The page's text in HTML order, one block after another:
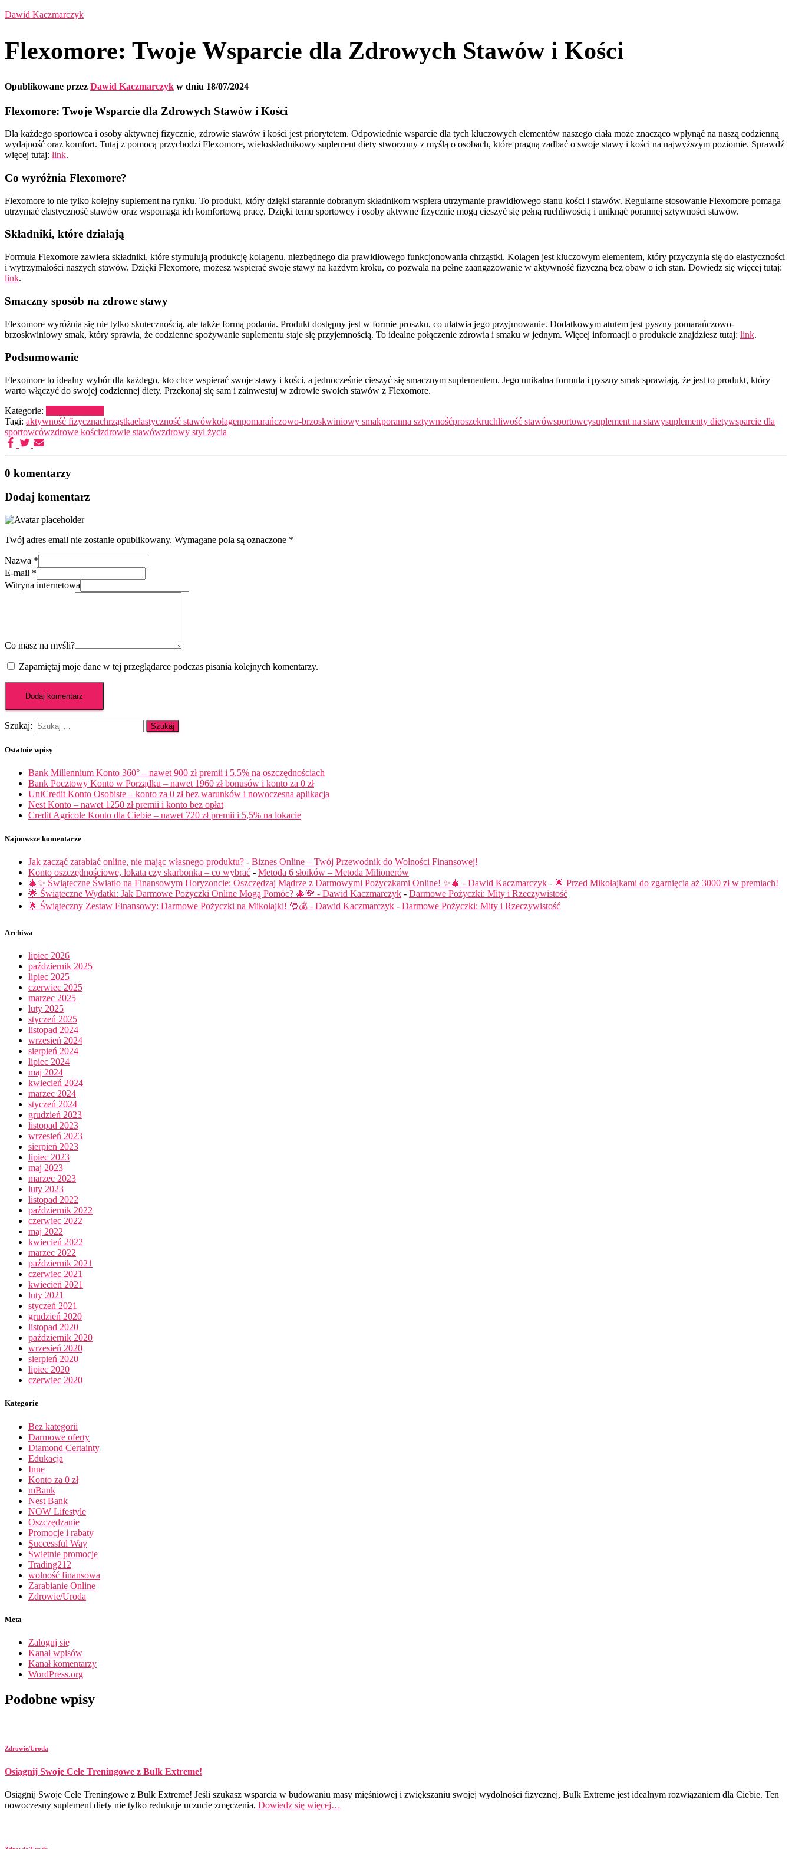
Dawid Kaczmarczyk
Flexomore: Twoje Wsparcie dla Zdrowych Stawów i Kości
Opublikowane przez Dawid Kaczmarczyk w dniu 18/07/2024
Flexomore: Twoje Wsparcie dla Zdrowych Stawów i Kości
Dla każdego sportowca i osoby aktywnej fizycznie, zdrowie stawów i kości jest priorytetem. Odpowiednie wsparcie dla tych kluczowych elementów naszego ciała może znacząco wpłynąć na naszą codzienną
wydajność oraz komfort. Tutaj z pomocą przychodzi Flexomore, wieloskładnikowy suplement diety stworzony z myślą o osobach, które pragną zadbać o swoje stawy i kości na najwyższym poziomie. Sprawdź
więcej tutaj: link.
Co wyróżnia Flexomore?
Flexomore to nie tylko kolejny suplement na rynku. To produkt, który dzięki starannie dobranym składnikom wspiera utrzymanie prawidłowego stanu kości i stawów. Regularne stosowanie Flexomore pomaga
utrzymać elastyczność stawów oraz wspomaga ich komfortową pracę. Dzięki temu sportowcy i osoby aktywne fizycznie mogą cieszyć się pełną ruchliwością i uniknąć porannej sztywności stawów.
Składniki, które działają
Formuła Flexomore zawiera składniki, które stymulują produkcję kolagenu, niezbędnego dla prawidłowego funkcjonowania chrząstki. Kolagen jest kluczowym elementem, który przyczynia się do elastyczności
i wytrzymałości naszych stawów. Dzięki Flexomore, możesz wspierać swoje stawy na każdym kroku, co pozwala na pełne zaangażowanie w aktywność fizyczną bez obaw o ich stan. Dowiedz się więcej tutaj:
link.
Smaczny sposób na zdrowe stawy
Flexomore wyróżnia się nie tylko skutecznością, ale także formą podania. Produkt dostępny jest w formie proszku, co ułatwia jego przyjmowanie. Dodatkowym atutem jest pyszny pomarańczowo-
brzoskwiniowy smak, który sprawia, że codzienne spożywanie suplementu staje się przyjemnością. To idealne połączenie zdrowia i smaku w jednym. Więcej informacji o produkcie znajdziesz tutaj: link.
Podsumowanie
Flexomore to idealny wybór dla każdego, kto chce wspierać swoje stawy i kości, a jednocześnie cieszyć się smacznym suplementem. Jego unikalna formuła i pyszny smak sprawiają, że jest to produkt, który
warto włączyć do swojej codziennej diety. Przekonaj się sam i zainwestuj w zdrowie swoich stawów z Flexomore.
Kategorie:
Tagi: aktywność fizycznachrząstkaelastyczność stawówkolagenpomarańczowo-brzoskwiniowy smakporanna sztywnośćproszekruchliwość stawówsportowcysuplement na stawysuplementy dietywsparcie dla
sportowcówzdrowe kościzdrowie stawówzdrowy styl życia
0 komentarzy
Dodaj komentarz
Twój adres email nie zostanie opublikowany. Wymagane pola są oznaczone *
Nazwa *
E-mail *
Witryna internetowa
Co masz na myśli?
Zapamiętaj moje dane w tej przeglądarce podczas pisania kolejnych komentarzy.
Szukaj:
Ostatnie wpisy
Bank Millennium Konto 360° – nawet 900 zł premii i 5,5% na oszczędnościach
Bank Pocztowy Konto w Porządku – nawet 1960 zł bonusów i konto za 0 zł
UniCredit Konto Osobiste – konto za 0 zł bez warunków i nowoczesna aplikacja
Nest Konto – nawet 1250 zł premii i konto bez opłat
Credit Agricole Konto dla Ciebie – nawet 720 zł premii i 5,5% na lokacie
Najnowsze komentarze
Jak zacząć zarabiać online, nie mając własnego produktu? - Biznes Online – Twój Przewodnik do Wolności Finansowej!
Konto oszczędnościowe, lokata czy skarbonka – co wybrać - Metoda 6 słoików – Metoda Milionerów
🎄✨ Świąteczne Światło na Finansowym Horyzoncie: Oszczędzaj Mądrze z Darmowymi Pożyczkami Online! ✨🎄 - Dawid Kaczmarczyk - 🌟 Przed Mikołajkami do zgarnięcia aż 3000 zł w premiach!
🌟 Świąteczne Wydatki: Jak Darmowe Pożyczki Online Mogą Pomóc? 🎄💸 - Dawid Kaczmarczyk - Darmowe Pożyczki: Mity i Rzeczywistość
🌟 Świąteczny Zestaw Finansowy: Darmowe Pożyczki na Mikołajki! 🎅💰 - Dawid Kaczmarczyk - Darmowe Pożyczki: Mity i Rzeczywistość
Archiwa
lipiec 2026
październik 2025
lipiec 2025
czerwiec 2025
marzec 2025
luty 2025
styczeń 2025
listopad 2024
wrzesień 2024
sierpień 2024
lipiec 2024
maj 2024
kwiecień 2024
marzec 2024
styczeń 2024
grudzień 2023
listopad 2023
wrzesień 2023
sierpień 2023
lipiec 2023
maj 2023
marzec 2023
luty 2023
listopad 2022
październik 2022
czerwiec 2022
maj 2022
kwiecień 2022
marzec 2022
październik 2021
czerwiec 2021
kwiecień 2021
luty 2021
styczeń 2021
grudzień 2020
listopad 2020
październik 2020
wrzesień 2020
sierpień 2020
lipiec 2020
czerwiec 2020
Kategorie
Bez kategorii
Darmowe oferty
Diamond Certainty
Edukacja
Inne
Konto za 0 zł
mBank
Nest Bank
NOW Lifestyle
Oszczędzanie
Promocje i rabaty
Successful Way
Świetnie promocje
Trading212
wolność finansowa
Zarabianie Online
Zdrowie/Uroda
Meta
Zaloguj się
Kanał wpisów
Kanał komentarzy
WordPress.org
Podobne wpisy
Zdrowie/Uroda
Osiągnij Swoje Cele Treningowe z Bulk Extreme!
Osiągnij Swoje Cele Treningowe z Bulk Extreme! Jeśli szukasz wsparcia w budowaniu masy mięśniowej i zwiększaniu swojej wydolności fizycznej, Bulk Extreme jest idealnym rozwiązaniem dla Ciebie. Ten
nowoczesny suplement diety nie tylko redukuje uczucie zmęczenia, Dowiedz się więcej…